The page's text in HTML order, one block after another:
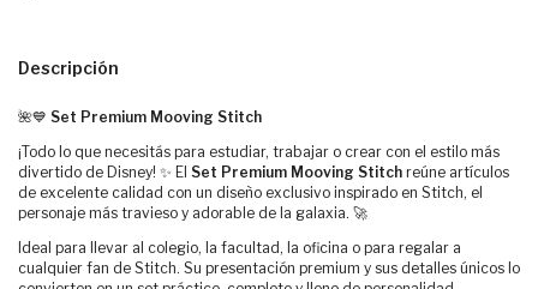
Descripción
🌺💙 Set Premium Mooving Stitch
¡Todo lo que necesitás para estudiar, trabajar o crear con el estilo más
divertido de Disney! ✨ El Set Premium Mooving Stitch reúne artículos
de excelente calidad con un diseño exclusivo inspirado en Stitch, el
personaje más travieso y adorable de la galaxia. 🚀
Ideal para llevar al colegio, la facultad, la oficina o para regalar a
cualquier fan de Stitch. Su presentación premium y sus detalles únicos lo